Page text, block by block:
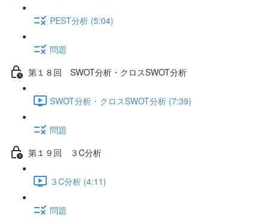
PEST分析 (5:04)
問題
第１８回 SWOT分析・クロスSWOT分析
SWOT分析・クロスSWOT分析 (7:39)
問題
第１９回 ３C分析
３C分析 (4:11)
問題